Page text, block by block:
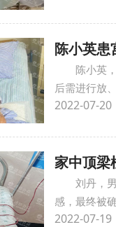
陈小英患
陈小英
后需进行放
2022-07-20
家中顶梁
刘丹，
感，最终被
2022-07-19